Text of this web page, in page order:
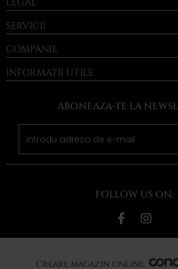
LEGAL
SERVICII
COMPANIE
INFORMAȚII UTILE
ABONEAZA-TE LA
FOLLOW US ON:
Creare magazin online,